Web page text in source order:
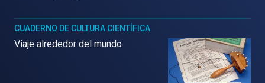
CUADERNO DE CULTURA CIENTÍFICA
Viaje alrededor del mundo